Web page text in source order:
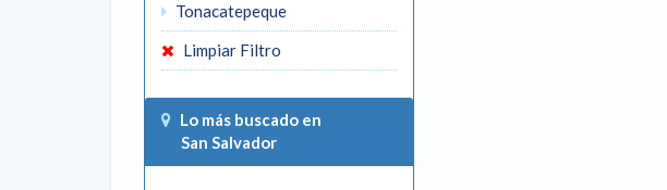
Tonacatepeque
Limpiar Filtro
Lo más buscado en
San Salvador